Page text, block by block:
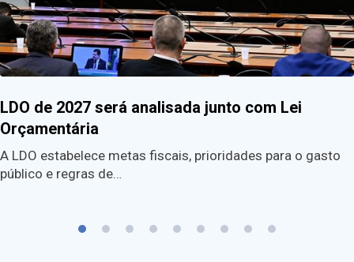
LDO de 2027 será analisada junto com Lei
Orçamentária
A LDO estabelece metas fiscais, prioridades para o gasto
público e regras de…